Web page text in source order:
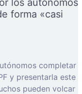
los autónomos
forma «casi
completar
y presentarla este
pueden volcar